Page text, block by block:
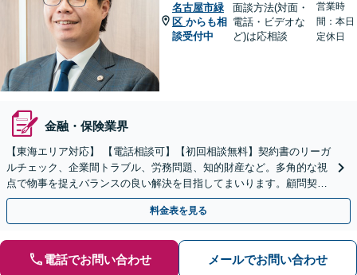
名古屋市緑
区 からも相
談受付中
面談方法(対面・
電話・ビデオな
ど)は応相談
営業時
間：本日
定休日
金融・保険業界
【東海エリア対応】 【電話相談可】【初回相談無料】契約書のリーガ
ルチェック、企業間トラブル、労務問題、知的財産など。多角的な視
点で物事を捉えバランスの良い解決を目指してまいります。顧問契約
は月額5,000円から対応可【夜間＆休日面談OK】
料金表を見る
電話でお問い合わせ メールでお問い合わせ